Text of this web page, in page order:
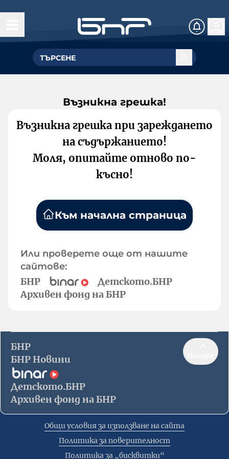
Възникна грешка!
Възникна грешка при зареждането
на съдържанието!
Моля, опитайте отново по-
късно!
Към начална страница
Или проверете още от нашите
сайтове:
БНР
Детското.БНР
Архивен фонд на БНР
БНР
БНР Новини
Детското.БНР
Архивен фонд на БНР
Общи условия за използване на сайта
Политика за поверителност
Политика за „бисквитки“